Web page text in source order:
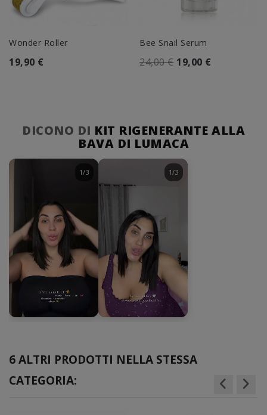
Wonder Roller
19,90 €
Bee Snail Serum
24,00 € 19,00 €
DICONO DI KIT RIGENERANTE ALLA
BAVA DI LUMACA
1/3
►
1/3
►
6 ALTRI PRODOTTI NELLA STESSA
CATEGORIA: